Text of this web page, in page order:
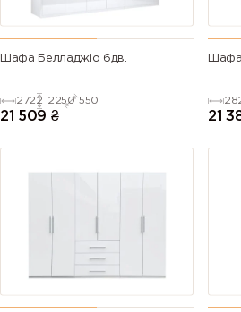
Шафа Белладжіо 6дв.
2722 2250 550
21 509 ₴
Шафа
21